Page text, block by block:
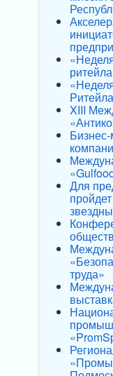
XIII
Для
труда»